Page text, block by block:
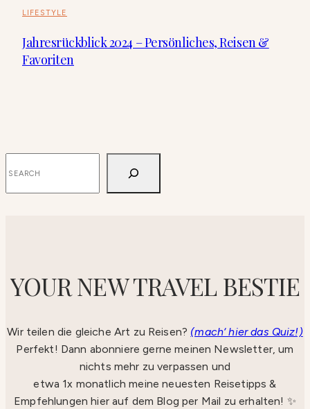
LIFESTYLE
Jahresrückblick 2024 – Persönliches, Reisen &
Favoriten
YOUR NEW TRAVEL BESTIE
Wir teilen die gleiche Art zu Reisen? (mach‘ hier das Quiz!)
Perfekt! Dann abonniere gerne meinen Newsletter, um
nichts mehr zu verpassen und
etwa 1x monatlich meine neuesten Reisetipps &
Empfehlungen hier auf dem Blog per Mail zu erhalten! ✨